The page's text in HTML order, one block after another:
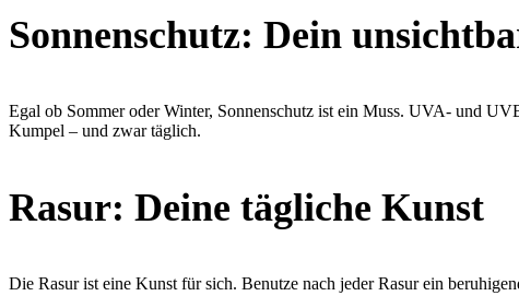
Sonnenschutz: Dein
Egal ob Sommer oder Winter, Sonnenschutz ist ein Muss. UVA- und
Kumpel – und zwar täglich.
Rasur: Deine tägliche Kunst
Die Rasur ist eine Kunst für sich. Benutze nach jeder Rasur ein